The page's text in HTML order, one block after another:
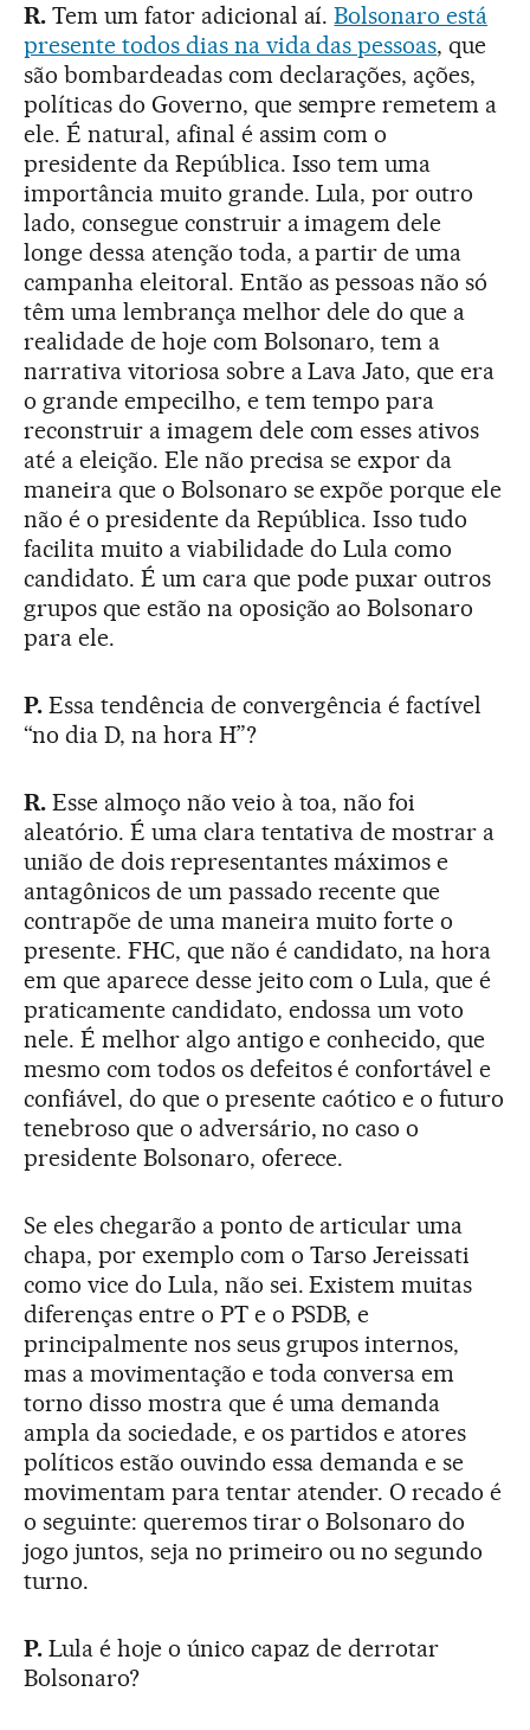
R.Tem um fator adicional aí.Bolsonaro está
presente todos dias na vida das pessoas, que
são bombardeadas com declarações, ações,
políticas do Governo, que sempre remetem a
ele. É natural, afinal é assim com o
presidente da República. Isso tem uma
importância muito grande. Lula, por outro
lado, consegue construir a imagem dele
longe dessa atenção toda, a partir de uma
campanha eleitoral. Então as pessoas não só
têm uma lembrança melhor dele do que a
realidade de hoje com Bolsonaro, tem a
narrativa vitoriosa sobre a Lava Jato, que era
o grande empecilho, e tem tempo para
reconstruir a imagem dele com esses ativos
até a eleição. Ele não precisa se expor da
maneira que o Bolsonaro se expõe porque ele
não é o presidente da República. Isso tudo
facilita muito a viabilidade do Lula como
candidato. É um cara que pode puxar outros
grupos que estão na oposição ao Bolsonaro
para ele.
P.Essa tendência de convergência é factível
“no dia D, na hora H”?
R.Esse almoço não veio à toa, não foi
aleatório. É uma clara tentativa de mostrar a
união de dois representantes máximos e
antagônicos de um passado recente que
contrapõe de uma maneira muito forte o
presente. FHC, que não é candidato, na hora
em que aparece desse jeito com o Lula, que é
praticamente candidato, endossa um voto
nele. É melhor algo antigo e conhecido, que
mesmo com todos os defeitos é confortável e
confiável, do que o presente caótico e o futuro
tenebroso que o adversário, no caso o
presidente Bolsonaro, oferece.
Se eles chegarão a ponto de articular uma
chapa, por exemplo com o Tarso Jereissati
como vice do Lula, não sei. Existem muitas
diferenças entre o PT e o PSDB, e
principalmente nos seus grupos internos,
mas a movimentação e toda conversa em
torno disso mostra que é uma demanda
ampla da sociedade, e os partidos e atores
políticos estão ouvindo essa demanda e se
movimentam para tentar atender. O recado é
o seguinte: queremos tirar o Bolsonaro do
jogo juntos, seja no primeiro ou no segundo
turno.
P.Lula é hoje o único capaz de derrotar
Bolsonaro?